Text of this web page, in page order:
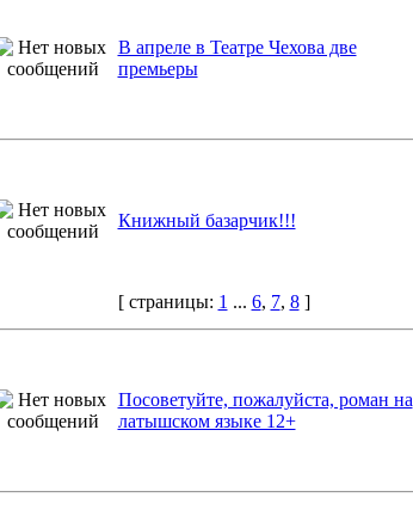
В апреле в Театре Чехова две
премьеры
Книжный базарчик!!!
[ страницы: 1 ... 6, 7, 8]
Посоветуйте, пожалуйста, роман на
латышском языке 12+